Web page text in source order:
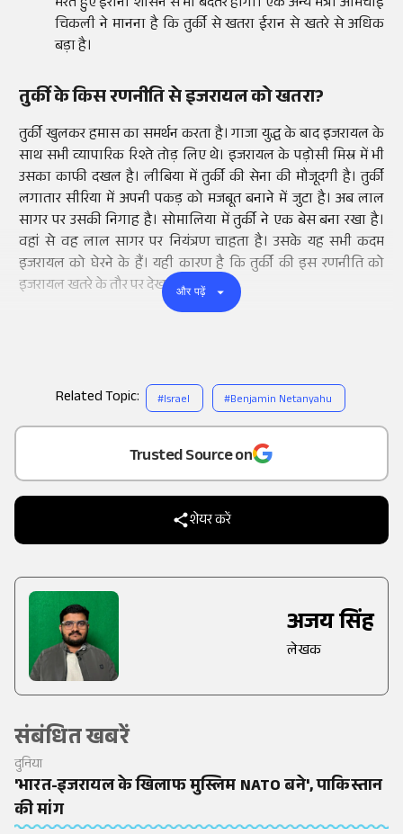
Add
as a
Trusted Source on
शेयर करें
अजय सिंह
लेखक
संबंधित खबरें
दुनिया
'भारत-इजरायल के खिलाफ मुस्लिम NATO बने', पाकिस्तान
की मांग
चिकली ने मानना है कि तुर्की से खतरा ईरान से खतरे से अधिक
बड़ा है।
तुर्की के किस रणनीति से इजरायल को खतरा?
तुर्की खुलकर हमास का समर्थन करता है। गाजा युद्ध के बाद इजरायल के
साथ सभी व्यापारिक रिश्ते तोड़ लिए थे। इजरायल के पड़ोसी मिस्र में भी
उसका काफी दखल है। लीबिया में तुर्की की सेना की मौजूदगी है। तुर्की
लगातार सीरिया में अपनी पकड़ को मजबूत बनाने में जुटा है। अब लाल
सागर पर उसकी निगाह है। सोमालिया में तुर्की ने एक बेस बना रखा है।
वहां से वह लाल सागर पर नियंत्रण चाहता है। उसके यह सभी कदम
इजरायल को घेरने के हैं। यही कारण है कि तुर्की की इस रणनीति को
इजरायल खतरे के तौर पर देखता है।और पढ़ें
Related Topic: #Israel #Benjamin Netanyahu